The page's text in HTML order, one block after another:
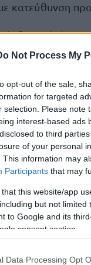
Not Process My
opt-out of the sale,
for targeted
selection. Please note
interest-based ads
to third
of your personal
This information may
Participants that may
that this website/app
but not
to Google and its
consent section.
Data Processing Opt
κατεύθυνση
K1
(σήμανση
στην Αττική Οδό
Βάρη-
20